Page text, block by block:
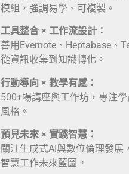
模組，強調易學、可複製。
工具整合 × 工作流設計：
善用Evernote、Heptabase、
從資訊收集到知識轉化。
行動導向 × 教學有感：
500+場講座與工作坊，專注
風格。
預見未來 × 實踐智慧：
關注生成式AI與數位倫理發
智慧工作未來藍圖。